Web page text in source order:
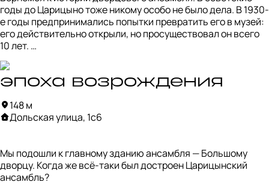
годы до Царицыно тоже никому особо не было дела. В 1930-
е годы предпринимались попытки превратить его в музей:
его действительно открыли, но просуществовал он всего
10 лет.
Были и попытки провести реставрацию. В конце 1920-х
годов отремонтировали ворота, несколько павильонов и
привели в порядок пруды, но до главного дворца руки так и
не дошли.
основным корпусом. Его использовали как коммуналку,
причем она просуществовала аж до 1970-х.
эпоха возрождения
148 м
Дольская улица, 1с6
Мы подошли к главному зданию ансамбля — Большому
дворцу. Когда же всё-таки был достроен Царицынский
ансамбль?